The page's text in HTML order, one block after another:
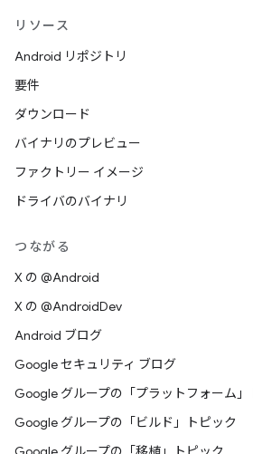
リソース
Android リポジトリ
要件
ダウンロード
バイナリのプレビュー
ファクトリー イメージ
ドライバのバイナリ
つながる
X の @Android
X の @AndroidDev
Android ブログ
Google セキュリティ ブログ
Google グループの「プラットフォーム」
Google グループの「ビルド」トピック